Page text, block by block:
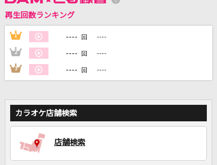
Ceui
SHAKIN' LOVE '97～LIVE REVOLUTION～
T.M.Revolution
カラオケをもっと楽しもう！
再生回数ランキング
1 ---- 回 ----
2 ---- 回 ----
3 ---- 回 ----
カラオケ店舗検索
店舗検索